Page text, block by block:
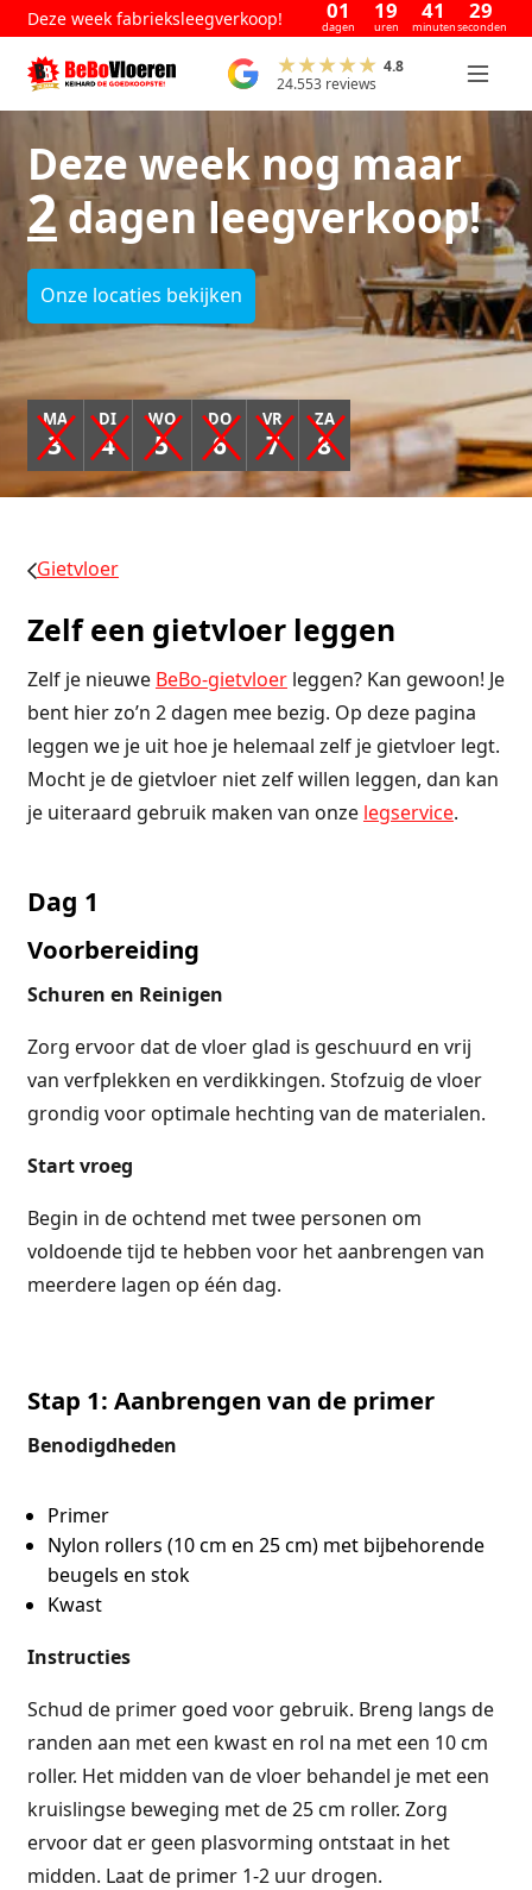
Deze week fabrieksleegverkoop! 01
dagen
19
uren
41
minuten
28
seconden
4.8
24.553 reviews
Deze week nog maar
2dagen leegverkoop!
Onze locaties bekijken
MA
3
DI
4
WO
5
DO
6
VR
7
ZA
8
Gietvloer
Zelf een gietvloer leggen
Zelf je nieuwe BeBo-gietvloerleggen? Kan gewoon! Je
bent hier zo’n 2 dagen mee bezig. Op deze pagina
leggen we je uit hoe je helemaal zelf je gietvloer legt.
Mocht je de gietvloer niet zelf willen leggen, dan kan
je uiteraard gebruik maken van onze legservice.
Dag 1
Voorbereiding
Schuren en Reinigen
Zorg ervoor dat de vloer glad is geschuurd en vrij
van verfplekken en verdikkingen. Stofzuig de vloer
grondig voor optimale hechting van de materialen.
Start vroeg
Begin in de ochtend met twee personen om
voldoende tijd te hebben voor het aanbrengen van
meerdere lagen op één dag.
Stap 1: Aanbrengen van de primer
Benodigdheden
Primer
Nylon rollers (10 cm en 25 cm) met bijbehorende
beugels en stok
Kwast
Instructies
Schud de primer goed voor gebruik. Breng langs de
randen aan met een kwast en rol na met een 10 cm
roller. Het midden van de vloer behandel je met een
kruislingse beweging met de 25 cm roller. Zorg
ervoor dat er geen plasvorming ontstaat in het
midden. Laat de primer 1-2 uur drogen.